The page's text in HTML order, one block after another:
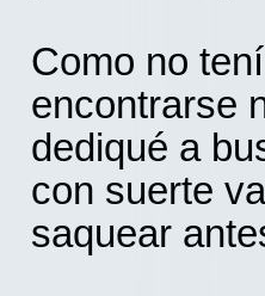
Como no
encontrarse
dediqué a
con suerte
saquear